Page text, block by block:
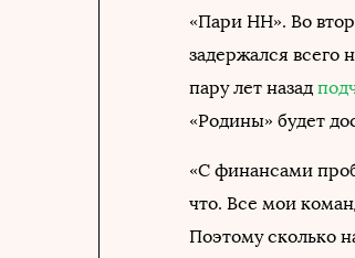
«Пари НН». Во
задержался всего
пару лет назад
«Родины» будет
«С финансами
что. Все мои
Поэтому сколько